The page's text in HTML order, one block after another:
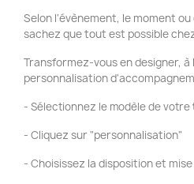
Selon l'évènement, le moment
sachez que tout est possible
Transformez-vous en designer,
personnalisation
- Sélectionnez le modèle de votre
- Cliquez sur "personnalisation"
- Choisissez la disposition et